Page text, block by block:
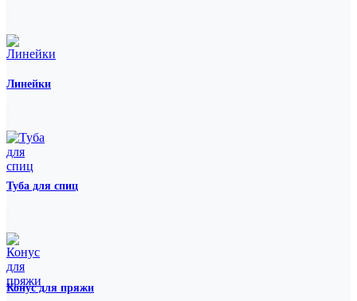
Линейки
Туба для спиц
Конус для пряжи